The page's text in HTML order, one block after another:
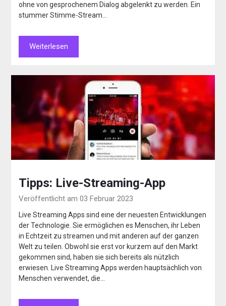
ohne von gesprochenem Dialog abgelenkt zu werden. Ein
stummer Stimme-Stream…
Weiterlesen
Tipps: Live-Streaming-App
Veröffentlicht am 03 Februar 2023
Live Streaming Apps sind eine der neuesten Entwicklungen
der Technologie. Sie ermöglichen es Menschen, ihr Leben
in Echtzeit zu streamen und mit anderen auf der ganzen
Welt zu teilen. Obwohl sie erst vor kurzem auf den Markt
gekommen sind, haben sie sich bereits als nützlich
erwiesen. Live Streaming Apps werden hauptsächlich von
Menschen verwendet, die…